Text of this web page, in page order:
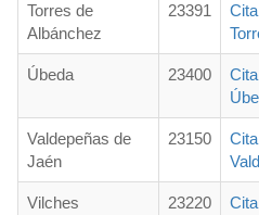
Torres de
Albánchez
23391
Úbeda 23400
Valdepeñas de
Jaén
23150
Vilches 23220